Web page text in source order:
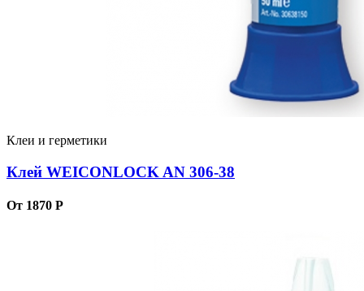
Клеи и герметики
Клей WEICONLOCK AN 306-38
От 1870 Р